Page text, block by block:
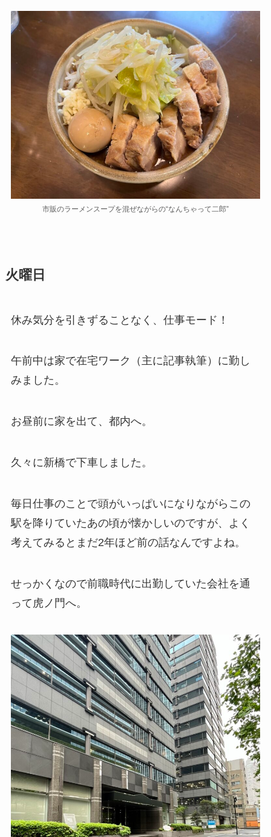
市販のラーメンスープを混ぜながらの“なんちゃって二郎”
火曜日
休み気分を引きずることなく、仕事モード！
午前中は家で在宅ワーク（主に記事執筆）に勤し
みました。
お昼前に家を出て、都内へ。
久々に新橋で下車しました。
毎日仕事のことで頭がいっぱいになりながらこの
駅を降りていたあの頃が懐かしいのですが、よく
考えてみるとまだ2年ほど前の話なんですよね。
せっかくなので前職時代に出勤していた会社を通
って虎ノ門へ。